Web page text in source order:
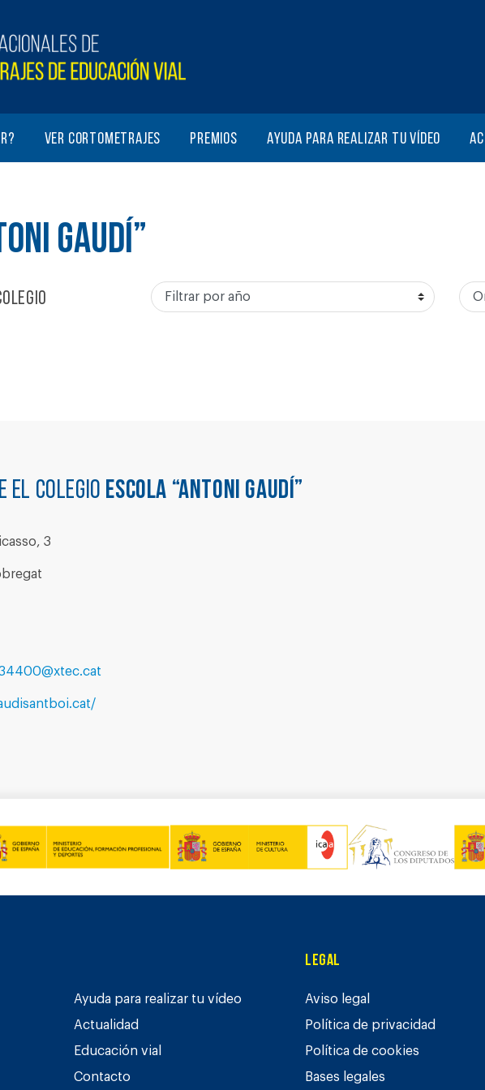
Ver cortometrajes Premios Ayuda para realizar tu vídeo
GAUDÍ”
el colegio ESCOLA “ANTONI GAUDÍ”
3
Ayuda para realizar tu vídeo
Actualidad
Educación vial
Contacto
Legal
Aviso legal
Política de privacidad
Política de cookies
Bases legales